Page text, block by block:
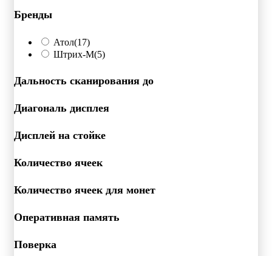
Бренды
Атол(17)
Штрих-М(5)
Дальность сканирования до
Диагональ дисплея
Дисплей на стойке
Количество ячеек
Количество ячеек для монет
Оперативная память
Поверка